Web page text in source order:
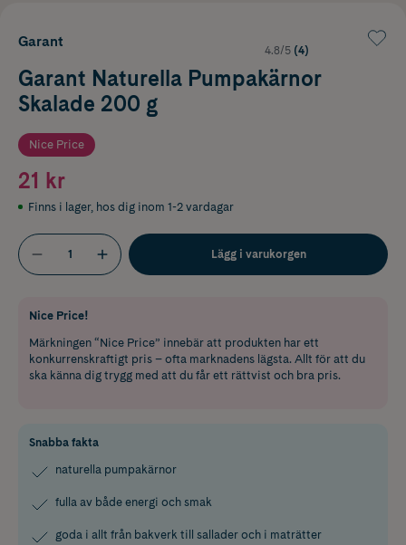
Garant
4.8/5 (4)
Garant Naturella Pumpakärnor
Skalade 200 g
Nice Price
21 kr
Finns i lager, hos dig inom 1-2 vardagar
Lägg i varukorgen
Nice Price!
Märkningen “Nice Price” innebär att produkten har ett
konkurrenskraftigt pris – ofta marknadens lägsta. Allt för att du
ska känna dig trygg med att du får ett rättvist och bra pris.
Snabba fakta
naturella pumpakärnor
fulla av både energi och smak
goda i allt från bakverk till sallader och i maträtter